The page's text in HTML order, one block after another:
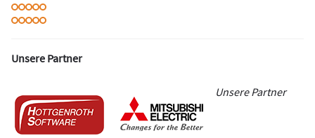
Unsere Partner
Unsere Partner